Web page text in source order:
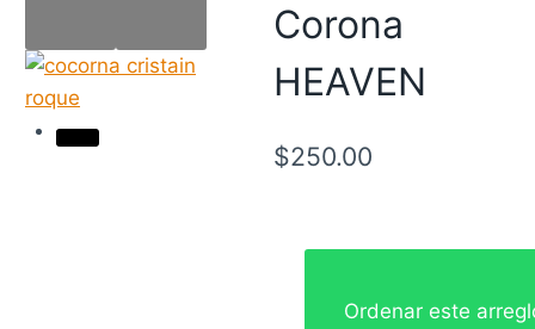
Corona
HEAVEN
$250.00
Ordenar este